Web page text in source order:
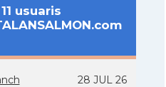
usuaris
28 JUL 26